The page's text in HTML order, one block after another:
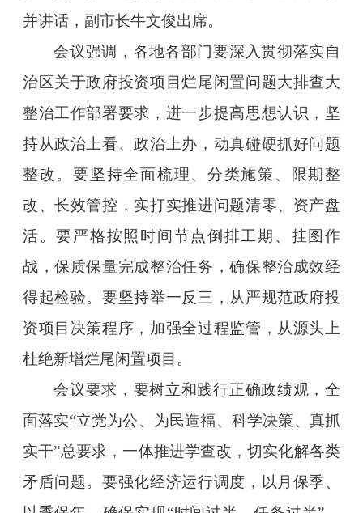
并讲话，副市长牛文俊出席。
会议强调，各地各部门要深入贯彻落实自
治区关于政府投资项目烂尾闲置问题大排查大
整治工作部署要求，进一步提高思想认识，坚
持从政治上看、政治上办，动真碰硬抓好问题
整改。要坚持全面梳理、分类施策、限期整
改、长效管控，实打实推进问题清零、资产盘
活。要严格按照时间节点倒排工期、挂图作
战，保质保量完成整治任务，确保整治成效经
得起检验。要坚持举一反三，从严规范政府投
资项目决策程序，加强全过程监管，从源头上
杜绝新增烂尾闲置项目。
会议要求，要树立和践行正确政绩观，全
面落实“立党为公、为民造福、科学决策、真抓
实干”总要求，一体推进学查改，切实化解各类
矛盾问题。要强化经济运行调度，以月保季、